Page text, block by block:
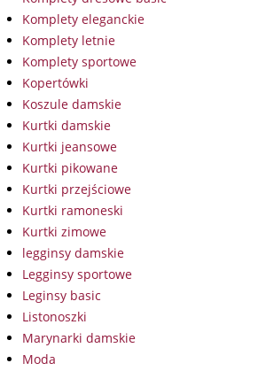
Komplety eleganckie
Komplety letnie
Komplety sportowe
Kopertówki
Koszule damskie
Kurtki damskie
Kurtki jeansowe
Kurtki pikowane
Kurtki przejściowe
Kurtki ramoneski
Kurtki zimowe
legginsy damskie
Legginsy sportowe
Leginsy basic
Listonoszki
Marynarki damskie
Moda